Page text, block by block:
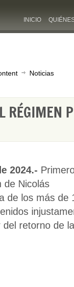
INICIO
Noticias
RÉGIMEN
2024.-
de Nicolás
de los más de
retorno de